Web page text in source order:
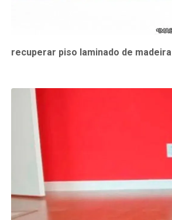
recuperar piso laminado de madeira